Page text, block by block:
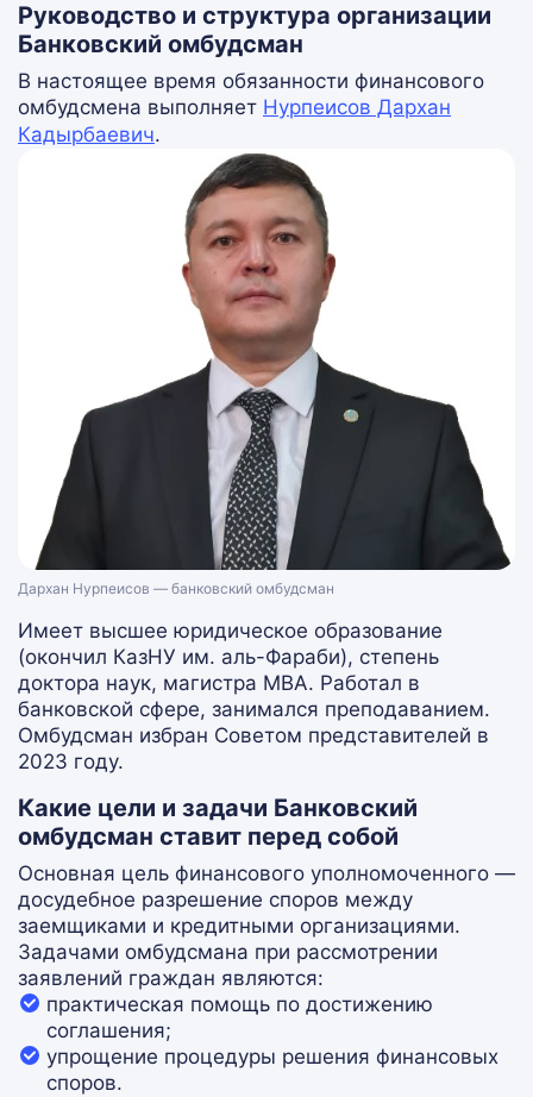
Руководство и структура организации
Банковский омбудсман
В настоящее время обязанности финансового
омбудсмена выполняет Нурпеисов Дархан
Кадырбаевич.
Дархан Нурпеисов — банковский омбудсман
Имеет высшее юридическое образование
(окончил КазНУ им. аль-Фараби), степень
доктора наук, магистра МВА. Работал в
банковской сфере, занимался преподаванием.
Омбудсман избран Советом представителей в
2023 году.
Какие цели и задачи Банковский
омбудсман ставит перед собой
Основная цель финансового уполномоченного —
досудебное разрешение споров между
заемщиками и кредитными организациями.
Задачами омбудсмана при рассмотрении
заявлений граждан являются:
практическая помощь по достижению
соглашения;
упрощение процедуры решения финансовых
споров.